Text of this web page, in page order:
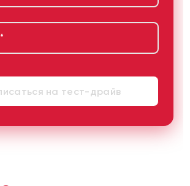
*
на тест-драйв